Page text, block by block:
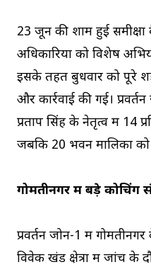
23 जून की शाम हुई
अधिकारियों को विशेष
इसके तहत बुधवार को पूरे
और कार्रवाई की गई।
प्रताप सिंह के नेतृत्व में 14
जबकि 20 भवन मालिकों को
गोमतीनगर में बड़े कोचिंग
प्रवर्तन जोन-1 में
विवेक खंड क्षेत्रों में जांच के